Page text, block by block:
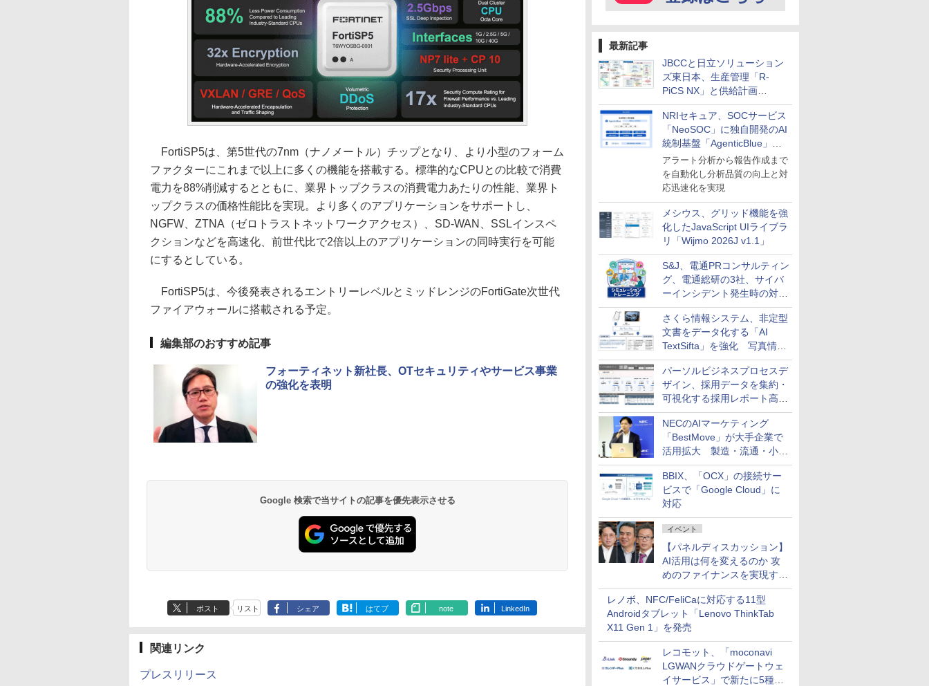
最新記事
JBCCと日立ソリューション
ズ東日本、生産管理「R-
PiCS NX」と供給計画
「scSQUARE ISP」の連携サ
ービスを提供開始
NRIセキュア、SOCサービス
「NeoSOC」に独自開発のAI
統制基盤「AgenticBlue」を
導入
アラート分析から報告作成まで
を自動化し分析品質の向上と対
応迅速化を実現
メシウス、グリッド機能を強
化したJavaScript UIライブラ
リ「Wijmo 2026J v1.1」
S&J、電通PRコンサルティン
グ、電通総研の3社、サイバ
ーインシデント発生時の対応
と危機管理広報を一体的に訓
練するプログラムを提供
さくら情報システム、非定型
文書をデータ化する「AI
TextSifta」を強化 写真情報
のデータ化などに対応
パーソルビジネスプロセスデ
ザイン、採用データを集約・
可視化する採用レポート高速
化サービスを提供
NECのAIマーケティング
「BestMove」が大手企業で
活用拡大 製造・流通・小売
企業・広告代理店などが実装
フェーズへ
BBIX、「OCX」の接続サー
ビスで「Google Cloud」に
対応
イベント
【パネルディスカッション】
AI活用は何を変えるのか 攻
めのファイナンスを実現する
業務設計とマインドセット変
革
レノボ、NFC/FeliCaに対応する11型
Androidタブレット「Lenovo ThinkTab
X11 Gen 1」を発売
レコモット、「moconavi
LGWANクラウドゲートウェ
イサービス」で新たに5種類
FortiSP5は、第5世代の7nm（ナノメートル）チップとなり、より小型のフォーム
ファクターにこれまで以上に多くの機能を搭載する。標準的なCPUとの比較で消費
電力を88%削減するとともに、業界トップクラスの消費電力あたりの性能、業界ト
ップクラスの価格性能比を実現。より多くのアプリケーションをサポートし、
NGFW、ZTNA（ゼロトラストネットワークアクセス）、SD-WAN、SSLインスペ
クションなどを高速化、前世代比で2倍以上のアプリケーションの同時実行を可能
にするとしている。
FortiSP5は、今後発表されるエントリーレベルとミッドレンジのFortiGate次世代
ファイアウォールに搭載される予定。
編集部のおすすめ記事
フォーティネット新社長、OTセキュリティやサービス事業
の強化を表明
Google 検索で当サイトの記事を優先表示させる
ポスト リスト シェア はてブ note LinkedIn
関連リンク
プレスリリース